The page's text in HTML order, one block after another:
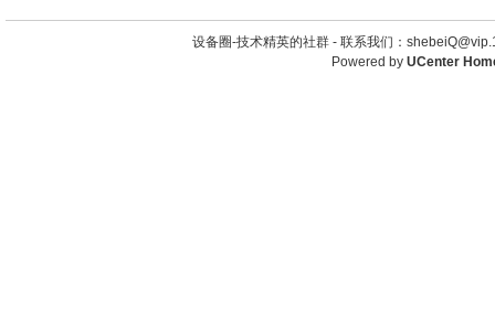
设备圈-技术精英的社群 - 联系我们：
Powered by UCenter